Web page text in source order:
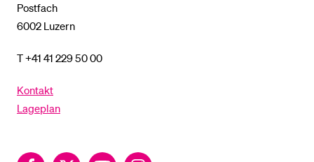
Postfach
6002 Luzern
T +41 41 229 50 00
Kontakt
Lageplan